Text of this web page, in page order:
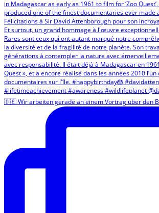
🇩🇪 Wir arbeiten gerade an einem Vortrag über den B